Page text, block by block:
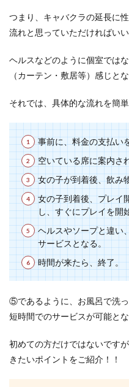
つまり、キャバクラの延長に
流れと思っていただければいい
ヘルスなどのように個室では
（カーテン・敷居等）感じとな
それでは、具体的な流れを簡単
事前に、料金の支払い
空いている席に案内さ
女の子が到着後、飲み
女の子到着後、プレイ
し、すぐにプレイを開
ヘルスやソープと違い
サービスとなる。
時間が来たら、終了。
⑤であるように、お風呂で洗っ
短時間でのサービスが可能とな
初めての方だけではないです
きたいポイントをご紹介！！